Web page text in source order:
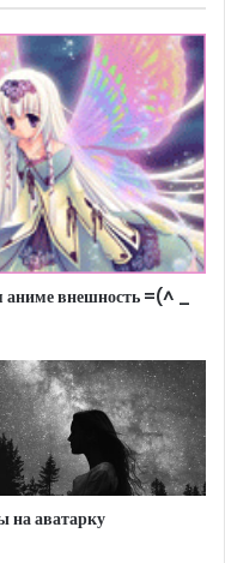
аниме внешность =(^ _
на аватарку